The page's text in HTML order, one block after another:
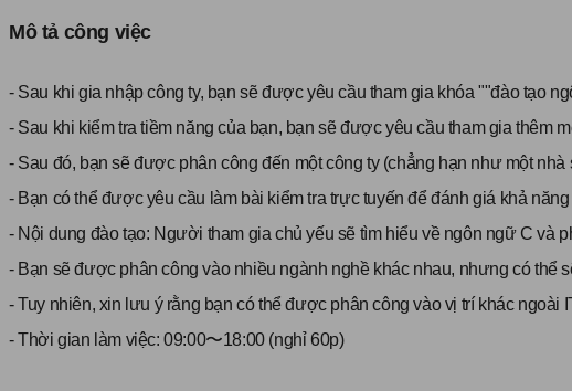
Mô tả công việc
- Sau khi gia nhập công ty, bạn sẽ được yêu cầu tham gia khóa ""đào tạo
- Sau khi kiểm tra tiềm năng của bạn, bạn sẽ được yêu cầu tham gia thêm
- Sau đó, bạn sẽ được phân công đến một công ty (chẳng hạn như một
- Bạn có thể được yêu cầu làm bài kiểm tra trực tuyến để đánh giá khả
- Nội dung đào tạo: Người tham gia chủ yếu sẽ tìm hiểu về ngôn ngữ C và
- Bạn sẽ được phân công vào nhiều ngành nghề khác nhau, nhưng có thể
- Tuy nhiên, xin lưu ý rằng bạn có thể được phân công vào vị trí khác ngoài
- Thời gian làm việc: 09:00〜18:00 (nghỉ 60p)